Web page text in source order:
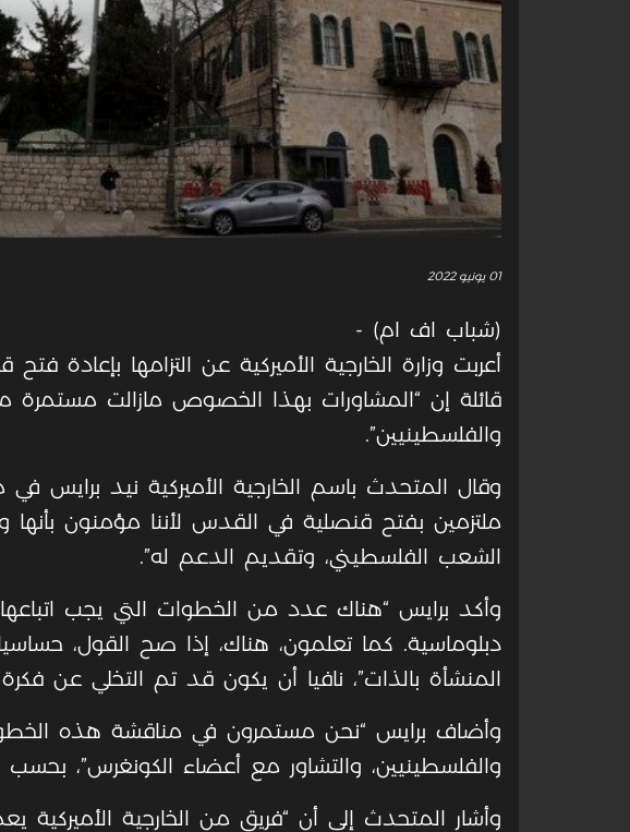
01 يونيو 2022
(شباب اف ام) -
أعربت وزارة الخارجية الأميركية عن التزامها بإعادة
قائلة إن “المشاورات بهذا الخصوص مازالت مستمرة مع
والفلسطينيين”.
وقال المتحدث باسم الخارجية الأميركية نيد برايس في
ملتزمين بفتح قنصلية في القدس لأننا مؤمنون بأنها
الشعب الفلسطيني، وتقديم الدعم له”.
وأكد برايس “هناك عدد من الخطوات التي يجب
دبلوماسية. كما تعلمون، هناك، إذا صح القول،
المنشأة بالذات”، نافيا أن يكون قد تم التخلي عن
وأضاف برايس “نحن مستمرون في مناقشة هذه الخطوة
والفلسطينيين، والتشاور مع أعضاء الكونغرس”، بحسب
وأشار المتحدث إلى أن “فريق من الخارجية الأميركية